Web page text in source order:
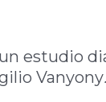
estudio
Vanyony.